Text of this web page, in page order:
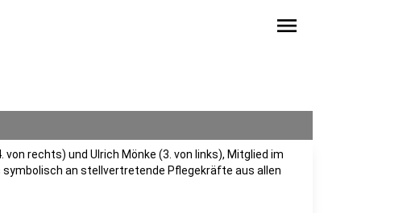
menu
rechts) und Ulrich Mönke (3. von links), Mitglied im
an stellvertretende Pflegekräfte aus allen